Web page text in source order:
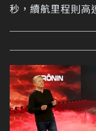
秒，續航里程則高